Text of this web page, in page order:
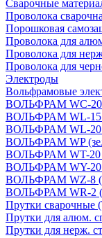
Сварочные
Проволока
Порошковая
Проволока для
Проволока для
Проволока для
Электроды
Вольфрамовые
ВОЛЬФРАМ WC-20
ВОЛЬФРАМ WL-15
ВОЛЬФРАМ WL-20
ВОЛЬФРАМ WP
ВОЛЬФРАМ WT-20
ВОЛЬФРАМ WY-20
ВОЛЬФРАМ WZ-8
ВОЛЬФРАМ WR-2
Прутки сварочные
Прутки для алюм.
Прутки для нерж.